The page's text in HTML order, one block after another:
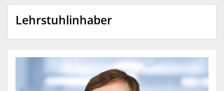
Lehrstuhlinhaber